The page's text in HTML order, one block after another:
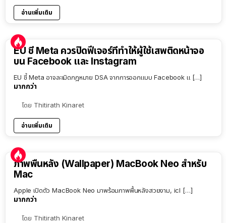
อ่านเพิ่มเติม
EU ชี้ Meta ควรปิดฟีเจอร์ที่ทำให้ผู้ใช้เสพติดหน้าจอ
บน Facebook และ Instagram
EU ชี้ Meta อาจละเมิดกฎหมาย DSA จากการออกแบบ Facebook แ […]
มากกว่า
โดย Thitirath Kinaret
อ่านเพิ่มเติม
ภาพพื้นหลัง (Wallpaper) MacBook Neo สำหรับ
Mac
Apple เปิดตัว MacBook Neo มาพร้อมภาพพื้นหลังสวยงาม, icl […]
มากกว่า
โดย Thitirath Kinaret